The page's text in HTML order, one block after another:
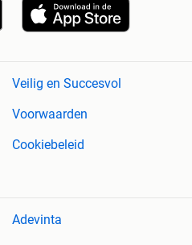
Veilig en Succesvol
Voorwaarden
Cookiebeleid
Adevinta